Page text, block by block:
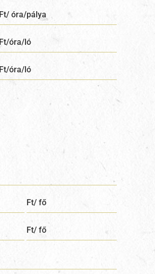
Ft/ óra/pálya
Ft/óra/ló
Ft/óra/ló
Ft/ fő
Ft/ fő